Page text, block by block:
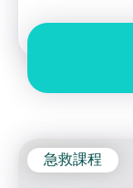
急救課程